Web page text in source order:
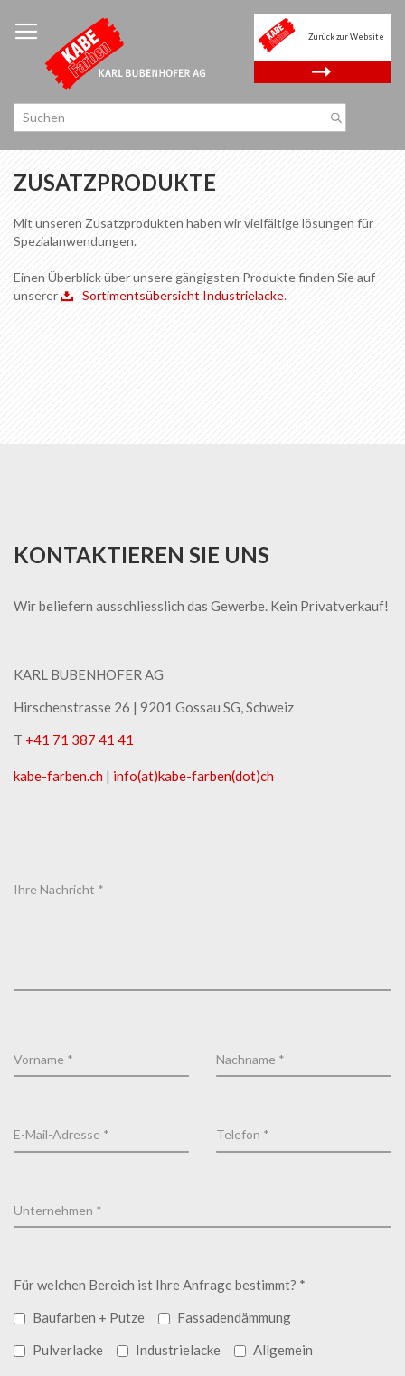
Inhalt
springen
Zurück zur Website
.
ZUSATZPRODUKTE
Mit unseren Zusatzprodukten haben wir vielfältige lösungen für
Spezialanwendungen.
Einen Überblick über unsere gängigsten Produkte finden Sie auf
unserer
Sortimentsübersicht Industrielacke.
KONTAKTIEREN SIE UNS
Wir beliefern ausschliesslich das Gewerbe. Kein Privatverkauf!
KARL BUBENHOFER AG
Hirschenstrasse 26 | ​9201 Gossau SG, Schweiz
T +41 71 387 41 41
kabe-​farben.ch | info(at)kabe-​farben(dot)ch
Für welchen Bereich ist Ihre Anfrage bestimmt? *
Baufarben + Putze
Fassadendämmung
Pulverlacke
Industrielacke Allgemein